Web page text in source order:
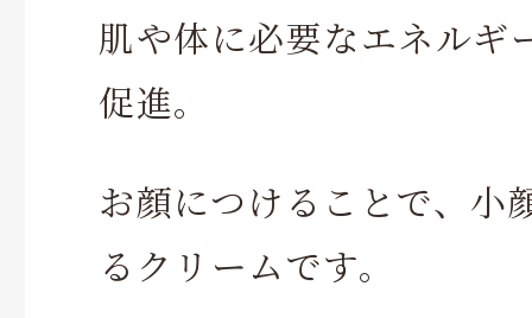
肌や体に必要なエネルギ
促進。
お顔につけることで、小
るクリームです。